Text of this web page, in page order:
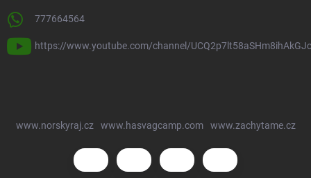
777664564
https://www.youtube.com/channel/
www.norskyraj.cz www.hasvagcamp.com www.zachytame.cz